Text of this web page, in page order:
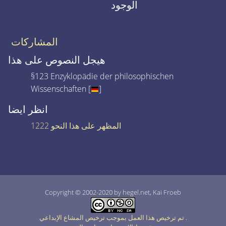
الوجود
المشاركات
هيجل النصوص على هذا
§123 Enzyklopädie der philosophischen
Wissenschaften [
]
انظر ايضا
1222 المظهر على هذا النحو
Copyright © 2002-2020 by hegel.net, Kai Froeb
.